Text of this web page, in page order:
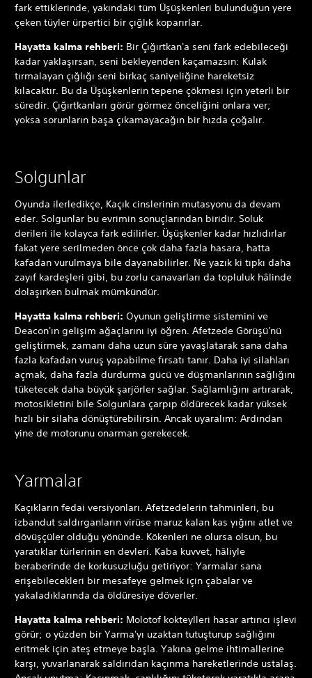
fark ettiklerinde, yakındaki tüm Üşüşkenleri bulunduğun yere
çeken tüyler ürpertici bir çığlık koparırlar.
Hayatta kalma rehberi: Bir Çığırtkan'a seni fark edebileceği
kadar yaklaşırsan, seni bekleyenden kaçamazsın: Kulak
tırmalayan çığlığı seni birkaç saniyeliğine hareketsiz
kılacaktır. Bu da Üşüşkenlerin tepene çökmesi için yeterli bir
süredir. Çığırtkanları görür görmez önceliğini onlara ver;
yoksa sorunların başa çıkamayacağın bir hızda çoğalır.
Solgunlar
Oyunda ilerledikçe, Kaçık cinslerinin mutasyonu da devam
eder. Solgunlar bu evrimin sonuçlarından biridir. Soluk
derileri ile kolayca fark edilirler. Üşüşkenler kadar hızlıdırlar
fakat yere serilmeden önce çok daha fazla hasara, hatta
kafadan vurulmaya bile dayanabilirler. Ne yazık ki tıpkı daha
zayıf kardeşleri gibi, bu zorlu canavarları da topluluk hâlinde
dolaşırken bulmak mümkündür.
Hayatta kalma rehberi: Oyunun geliştirme sistemini ve
Deacon'ın gelişim ağaçlarını iyi öğren. Afetzede Görüşü'nü
geliştirmek, zamanı daha uzun süre yavaşlatarak sana daha
fazla kafadan vuruş yapabilme fırsatı tanır. Daha iyi silahları
açmak, daha fazla durdurma gücü ve düşmanlarının sağlığını
tüketecek daha büyük şarjörler sağlar. Sağlamlığını artırarak,
motosikletini bile Solgunlara çarpıp öldürecek kadar yüksek
hızlı bir silaha dönüştürebilirsin. Ancak uyaralım: Ardından
yine de motorunu onarman gerekecek.
Yarmalar
Kaçıkların fedai versiyonları. Afetzedelerin tahminleri, bu
izbandut saldırganların virüse maruz kalan kas yığını atlet ve
dövüşçüler olduğu yönünde. Kökenleri ne olursa olsun, bu
yaratıklar türlerinin en devleri. Kaba kuvvet, hâliyle
beraberinde de korkusuzluğu getiriyor: Yarmalar sana
erişebilecekleri bir mesafeye gelmek için çabalar ve
yakaladıklarında da öldüresiye döverler.
Hayatta kalma rehberi: Molotof kokteylleri hasar artırıcı işlevi
görür; o yüzden bir Yarma'yı uzaktan tutuşturup sağlığını
eritmek için ateş etmeye başla. Yakına gelme ihtimallerine
karşı, yuvarlanarak saldırıdan kaçınma hareketlerinde ustalaş.